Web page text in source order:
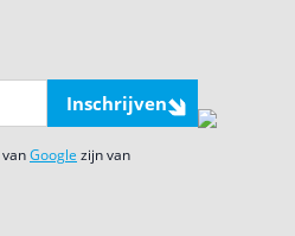
Inschrijven
vanGoogle zijn van